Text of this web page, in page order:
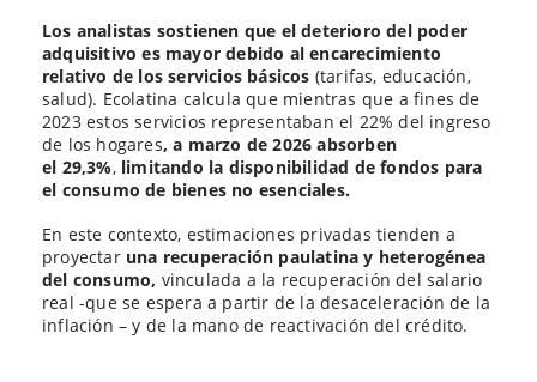
Los analistas sostienen que el deterioro del poder
adquisitivo es mayor debido al encarecimiento
relativo de los servicios básicos (tarifas, educación,
salud). Ecolatina calcula que mientras que a fines de
2023 estos servicios representaban el 22% del ingreso
de los hogares, a marzo de 2026 absorben
el 29,3%, limitando la disponibilidad de fondos para
el consumo de bienes no esenciales.
En este contexto, estimaciones privadas tienden a
proyectaruna recuperación paulatina y heterogénea
del consumo, vinculada a la recuperación del salario
real -que se espera a partir de la desaceleración de la
inflación – y de la mano de reactivación del crédito.